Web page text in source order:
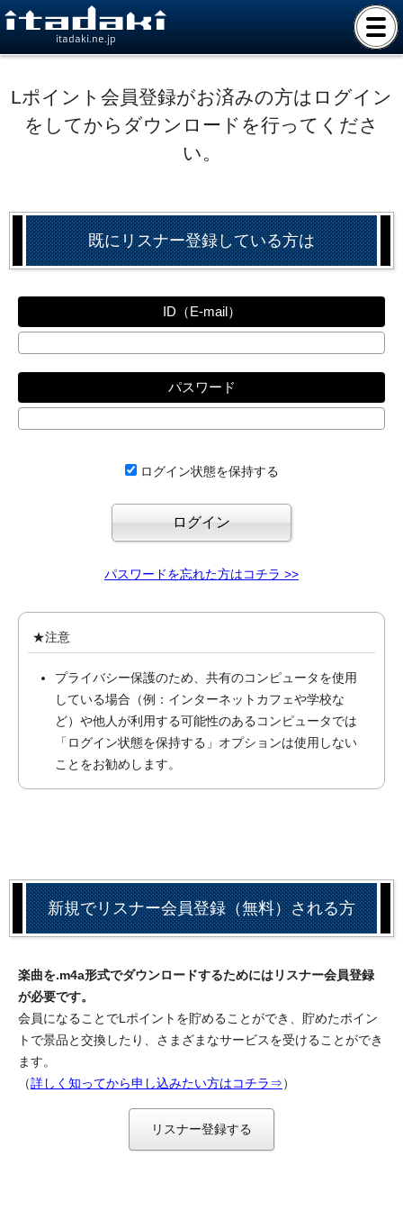
itadaki.ne.jp
Lポイント会員登録がお済みの方はログイン
をしてからダウンロードを行ってくださ
い。
既にリスナー登録している方は
ID（E-mail）
パスワード
ログイン状態を保持する
パスワードを忘れた方はコチラ >>
★注意
プライバシー保護のため、共有のコンピュータを使用
している場合（例：インターネットカフェや学校な
ど）や他人が利用する可能性のあるコンピュータでは
「ログイン状態を保持する」オプションは使用しない
ことをお勧めします。
新規でリスナー会員登録（無料）される方
楽曲を.m4a形式でダウンロードするためにはリスナー会員登録
が必要です。
会員になることでLポイントを貯めることができ、貯めたポイン
トで景品と交換したり、さまざまなサービスを受けることができ
ます。
（詳しく知ってから申し込みたい方はコチラ⇒）
リスナー登録する